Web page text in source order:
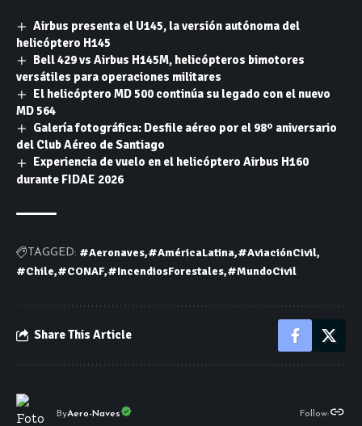
Airbus presenta el U145, la versión autónoma del
helicóptero H145
Bell 429 vs Airbus H145M, helicópteros bimotores
versátiles para operaciones militares
El helicóptero MD 500 continúa su legado con el nuevo
MD 564
Galería fotográfica: Desfile aéreo por el 98º aniversario
del Club Aéreo de Santiago
Experiencia de vuelo en el helicóptero Airbus H160
durante FIDAE 2026
TAGGED: #Aeronaves #AméricaLatina #AviaciónCivil
#Chile #CONAF #IncendiosForestales #MundoCivil
Share This Article
ByAero-Naves Follow: